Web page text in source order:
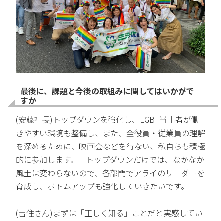
最後に、課題と今後の取組みに関してはいかがで
すか
(安藤社長)トップダウンを強化し、LGBT当事者が働
きやすい環境も整備し、また、全役員・従業員の理解
を深めるために、映画会などを行ない、私自らも積極
的に参加します。 トップダウンだけでは、なかなか
風土は変わらないので、各部門でアライのリーダーを
育成し、ボトムアップも強化していきたいです。
(吉住さん)まずは「正しく知る」ことだと実感してい